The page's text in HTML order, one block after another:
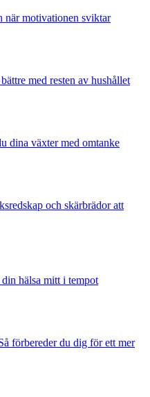
när motivationen sviktar
med resten av hushållet
dina växter med omtanke
och skärbrädor att
hälsa mitt i tempot
förbereder du dig för ett mer